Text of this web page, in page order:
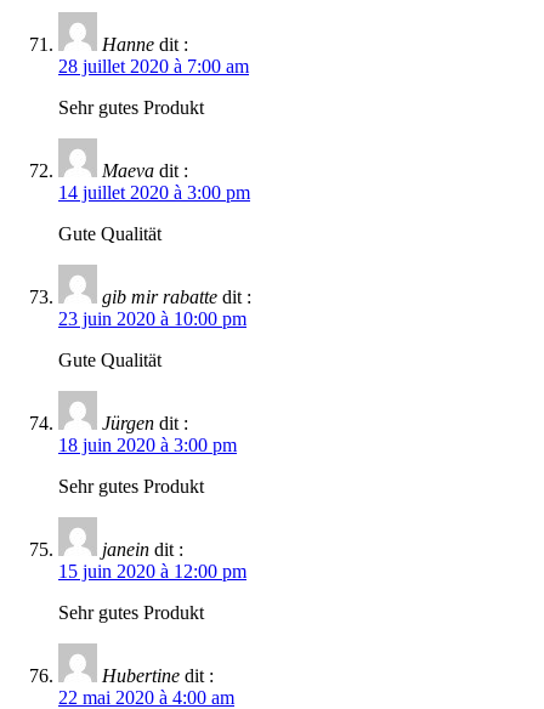
Hanne dit :
28 juillet 2020 à 7:00 am
Sehr gutes Produkt
Maeva dit :
14 juillet 2020 à 3:00 pm
Gute Qualität
gib mir rabatte dit :
23 juin 2020 à 10:00 pm
Gute Qualität
Jürgen dit :
18 juin 2020 à 3:00 pm
Sehr gutes Produkt
janein dit :
15 juin 2020 à 12:00 pm
Sehr gutes Produkt
Hubertine dit :
22 mai 2020 à 4:00 am